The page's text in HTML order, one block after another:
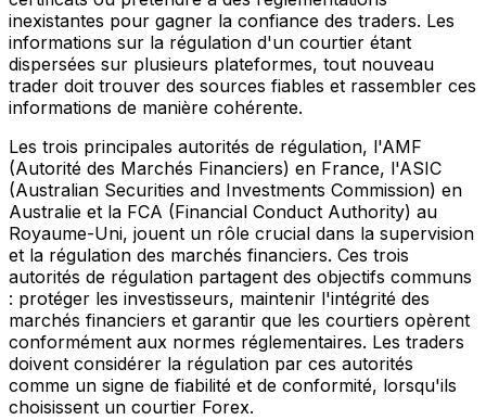
inexistantes pour gagner la confiance des traders. Les
informations sur la régulation d'un courtier étant
dispersées sur plusieurs plateformes, tout nouveau
trader doit trouver des sources fiables et rassembler ces
informations de manière cohérente.
Les trois principales autorités de régulation, l'AMF
(Autorité des Marchés Financiers) en France, l'ASIC
(Australian Securities and Investments Commission) en
Australie et la FCA (Financial Conduct Authority) au
Royaume-Uni, jouent un rôle crucial dans la supervision
et la régulation des marchés financiers. Ces trois
autorités de régulation partagent des objectifs communs
: protéger les investisseurs, maintenir l'intégrité des
marchés financiers et garantir que les courtiers opèrent
conformément aux normes réglementaires. Les traders
doivent considérer la régulation par ces autorités
comme un signe de fiabilité et de conformité, lorsqu'ils
choisissent un courtier Forex.